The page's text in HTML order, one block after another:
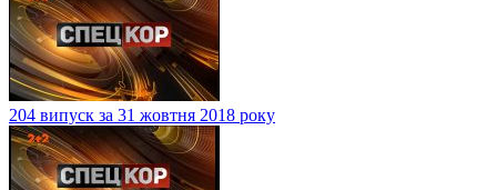
204 випуск за 31 жовтня 2018 року